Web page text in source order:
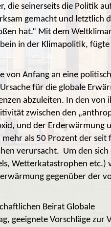
die seinerseits die Politik
gemacht und letztlich
hat.“ Mit dem
in der Klimapolitik,
Anfang an eine
für die globale
abzuleiten. In den von
zwischen den
und der Erderwärmung
als 50 Prozent der seit
verursacht. Um den sich
Wetterkatastrophen etc.)
gegenüber der
Beirat Globale
geeignete Vorschläge zur